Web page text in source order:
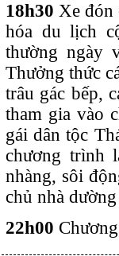
18h30Xe đón
hóa du lịch
thường ngày
Thưởng thức
trâu gác bếp,
tham gia vào
gái dân tộc
chương trình
nhàng, sôi
chủ nhà
22h00